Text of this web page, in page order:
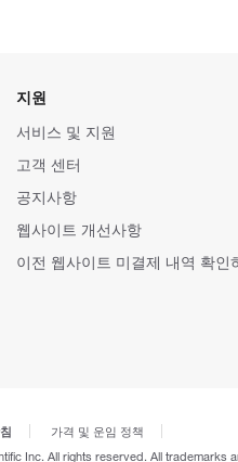
지원
서비스 및 지원
고객 센터
공지사항
웹사이트 개선사항
이전 웹사이트 미결제 내역 확인
가격 및 운임 정책
Inc. All rights reserved. All trademarks